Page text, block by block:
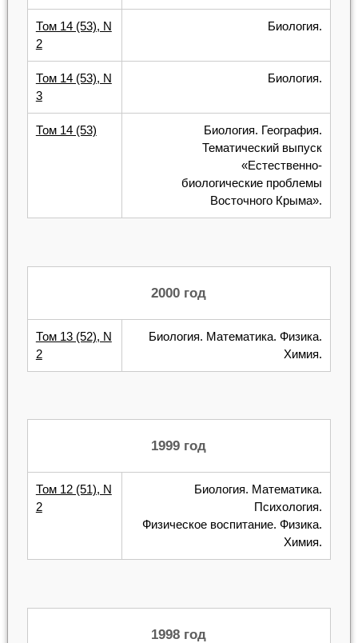
Том 14 (53), N
2
Биология.
Том 14 (53), N
3
Биология.
Том 14 (53)
Биология. География.
Тематический выпуск
«Естественно-
биологические проблемы
Восточного Крыма».
2000 год
Том 13 (52), N
2
Биология. Математика. Физика.
Химия.
1999 год
Том 12 (51), N
2
Биология. Математика.
Психология.
Физическое воспитание. Физика.
Химия.
1998 год